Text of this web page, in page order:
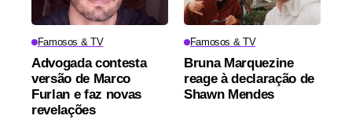
Famosos & TV
Advogada contesta
versão de Marco
Furlan e faz novas
revelações
Famosos & TV
Bruna Marquezine
reage à declaração de
Shawn Mendes